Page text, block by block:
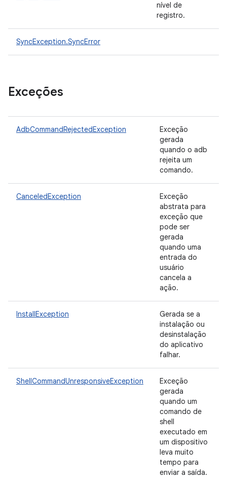
nível de
registro.
SyncException.SyncError
Exceções
AdbCommandRejectedException
Exceção
gerada
quando o adb
rejeita um
comando.
CanceledException
Exceção
abstrata para
exceção que
pode ser
gerada
quando uma
entrada do
usuário
cancela a
ação.
InstallException
Gerada se a
instalação ou
desinstalação
do aplicativo
falhar.
ShellCommandUnresponsiveException
Exceção
gerada
quando um
comando de
shell
executado em
um dispositivo
leva muito
tempo para
enviar a saída.